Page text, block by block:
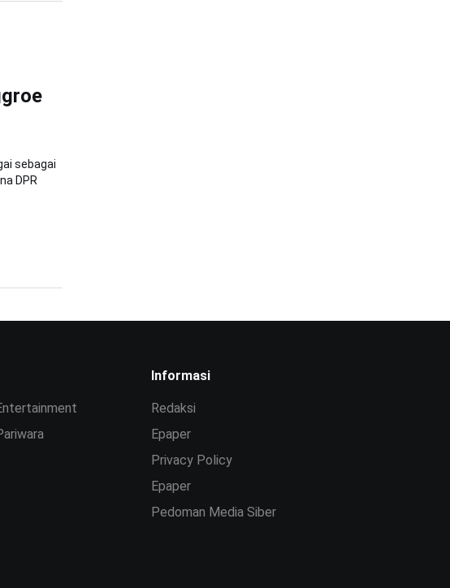
sebagai
DPR
Informasi
Redaksi
Epaper
Privacy Policy
Epaper
Pedoman Media Siber